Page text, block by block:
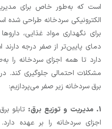
است که به‌طور خاص برای
الکترونیکی سردخانه طراحی شده
برای نگهداری مواد غذایی،
دمای پایین‌تر از صفر درجه دارند
دارد تا همه اجزای سردخانه را
مشکلات احتمالی جلوگیری کند. در
برق سردخانه زیر صفر می‌پردازیم:
1. مدیریت و توزیع برق:
تابلو
اجزای سردخانه را بر عهده